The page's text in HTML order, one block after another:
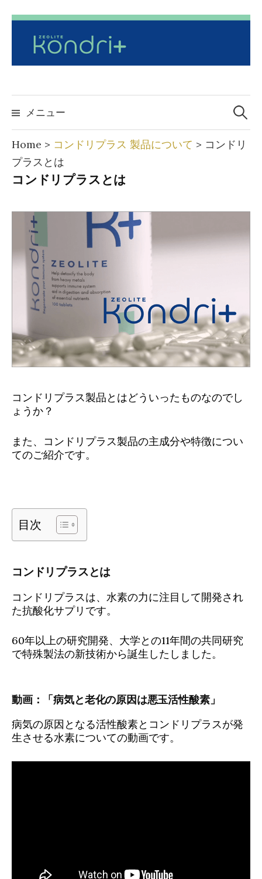
へ
ス
キ
ッ
プ
メニュー
検
索:
Home > コンドリプラス 製品について > コンドリ
プラスとは
コンドリプラスとは
コンドリプラス製品とはどういったものなのでし
ょうか？
また、コンドリプラス製品の主成分や特徴につい
てのご紹介です。
目次
コンドリプラスとは
コンドリプラスは、水素の力に注目して開発され
た抗酸化サプリです。
60年以上の研究開発、大学との11年間の共同研究
で特殊製法の新技術から誕生したしました。
動画：「病気と老化の原因は悪玉活性酸素」
病気の原因となる活性酸素とコンドリプラスが発
生させる水素についての動画です。